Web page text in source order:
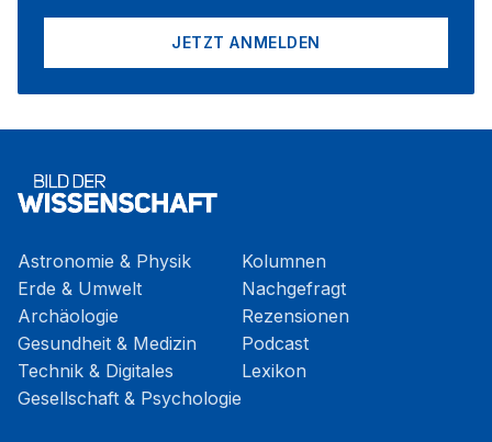
JETZT ANMELDEN
Astronomie & Physik
Erde & Umwelt
Archäologie
Gesundheit & Medizin
Technik & Digitales
Gesellschaft & Psychologie
Kolumnen
Nachgefragt
Rezensionen
Podcast
Lexikon